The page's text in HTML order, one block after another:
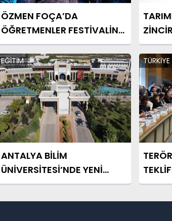
ÖZMEN FOÇA’DA
ÖĞRETMENLER FESTİVALİNE
DAMGA VURDU
EĞİTİM
ANTALYA BİLİM
ÜNİVERSİTESİ’NDE YENİ
DÖNEM
TÜRKİYE